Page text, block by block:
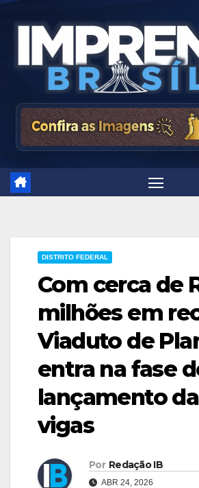
DISTRITO FEDERAL
Com cerca de
milhões em
Viaduto de
entra na fase
lançamento
vigas
Por Redação IB
ABR 24, 2026